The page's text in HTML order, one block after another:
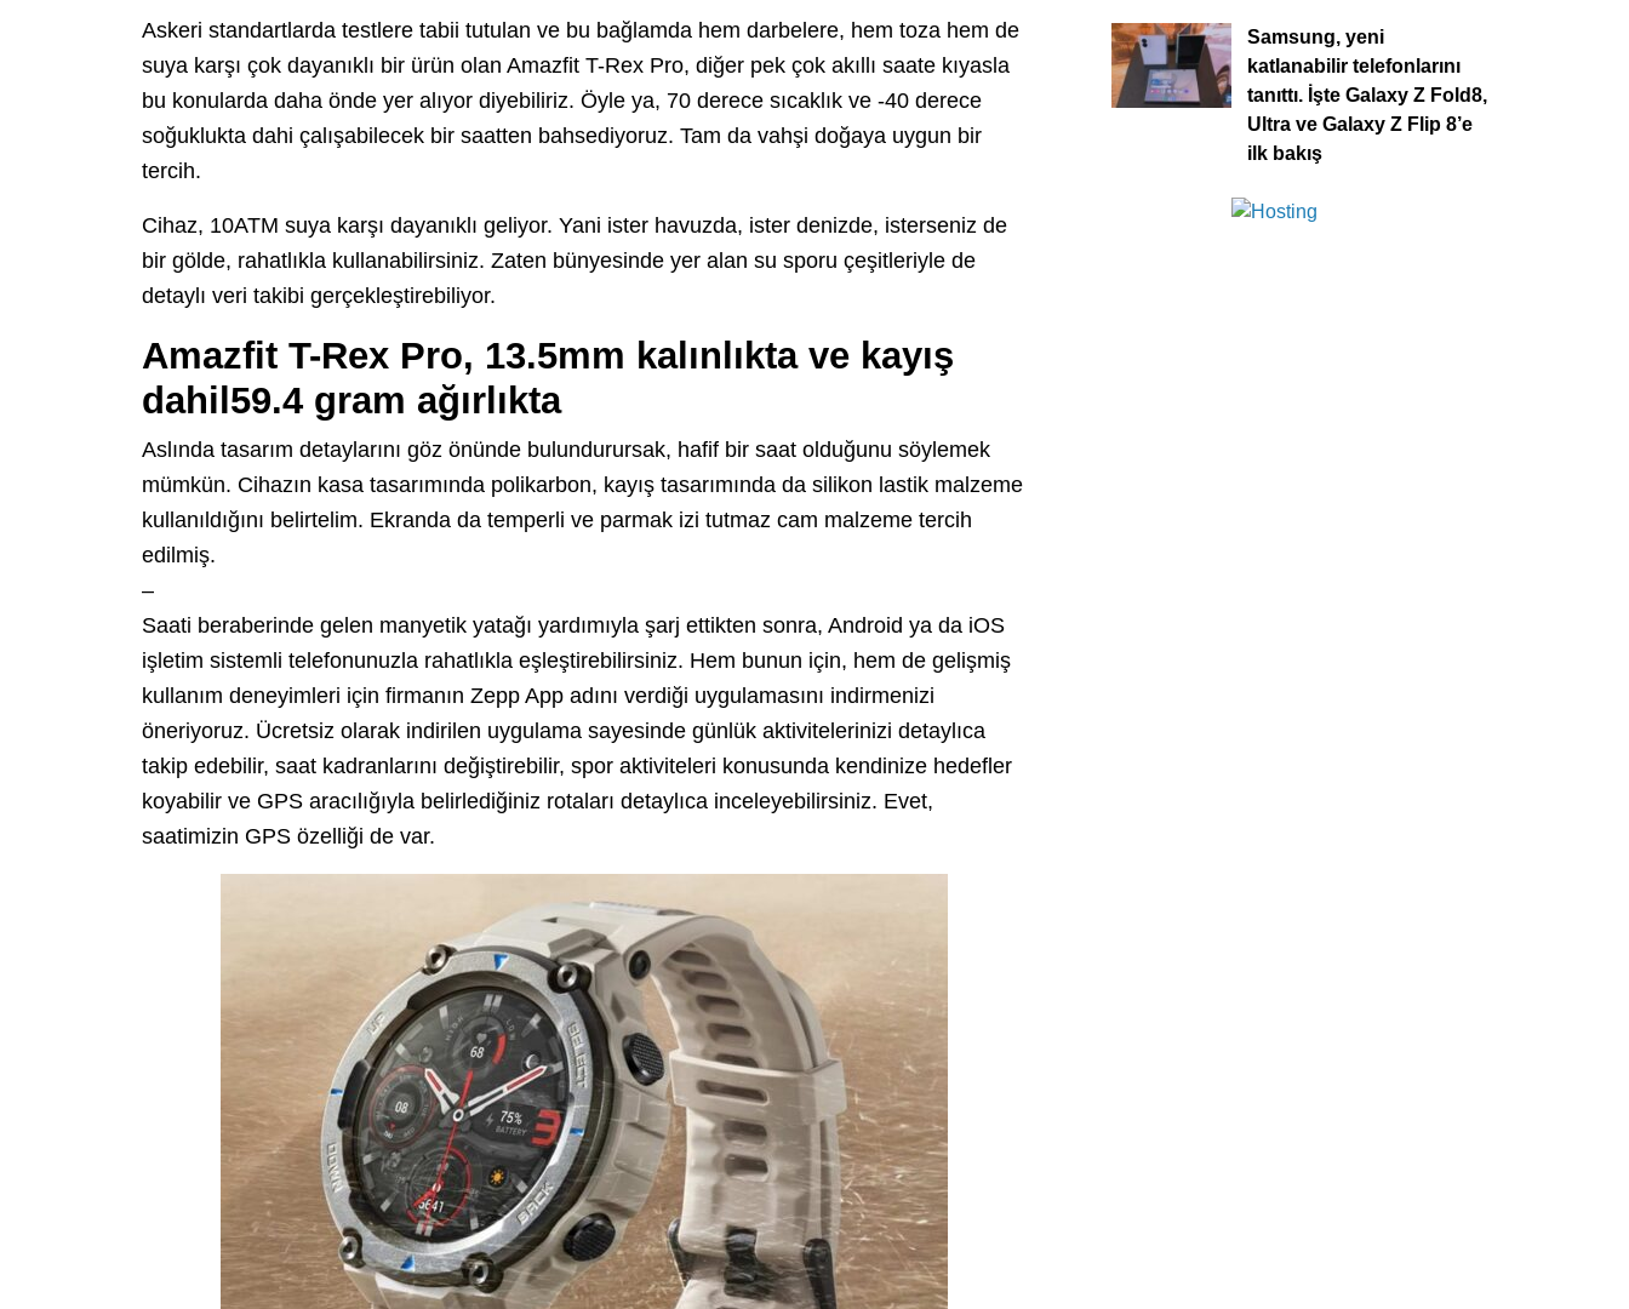
Askeri standartlarda testlere tabii tutulan ve bu bağlamda hem darbelere, hem toza hem de
suya karşı çok dayanıklı bir ürün olan Amazfit T-Rex Pro, diğer pek çok akıllı saate kıyasla
bu konularda daha önde yer alıyor diyebiliriz. Öyle ya, 70 derece sıcaklık ve -40 derece
soğuklukta dahi çalışabilecek bir saatten bahsediyoruz. Tam da vahşi doğaya uygun bir
tercih.
Cihaz, 10ATM suya karşı dayanıklı geliyor. Yani ister havuzda, ister denizde, isterseniz de
bir gölde, rahatlıkla kullanabilirsiniz. Zaten bünyesinde yer alan su sporu çeşitleriyle de
detaylı veri takibi gerçekleştirebiliyor.
Amazfit T-Rex Pro, 13.5mm kalınlıkta ve kayış
dahil59.4 gram ağırlıkta
Aslında tasarım detaylarını göz önünde bulundurursak, hafif bir saat olduğunu söylemek
mümkün. Cihazın kasa tasarımında polikarbon, kayış tasarımında da silikon lastik malzeme
kullanıldığını belirtelim. Ekranda da temperli ve parmak izi tutmaz cam malzeme tercih
edilmiş.
–
Saati beraberinde gelen manyetik yatağı yardımıyla şarj ettikten sonra, Android ya da iOS
işletim sistemli telefonunuzla rahatlıkla eşleştirebilirsiniz. Hem bunun için, hem de gelişmiş
kullanım deneyimleri için firmanın Zepp App adını verdiği uygulamasını indirmenizi
öneriyoruz. Ücretsiz olarak indirilen uygulama sayesinde günlük aktivitelerinizi detaylıca
takip edebilir, saat kadranlarını değiştirebilir, spor aktiviteleri konusunda kendinize hedefler
koyabilir ve GPS aracılığıyla belirlediğiniz rotaları detaylıca inceleyebilirsiniz. Evet,
saatimizin GPS özelliği de var.
Samsung, yeni
katlanabilir telefonlarını
tanıttı. İşte Galaxy Z Fold8,
Ultra ve Galaxy Z Flip 8’e
ilk bakış